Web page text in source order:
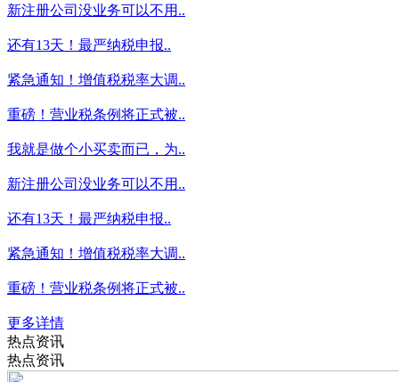
新注册公司没业务可以不用..
还有13天！最严纳税申报..
紧急通知！增值税税率大调..
重磅！营业税条例将正式被..
我就是做个小买卖而已，为..
新注册公司没业务可以不用..
还有13天！最严纳税申报..
紧急通知！增值税税率大调..
重磅！营业税条例将正式被..
更多详情
热点资讯
热点资讯